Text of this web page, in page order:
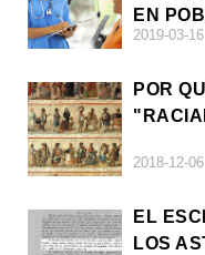
EN
2019-03-16
POR
2018-12-06
EL
LOS